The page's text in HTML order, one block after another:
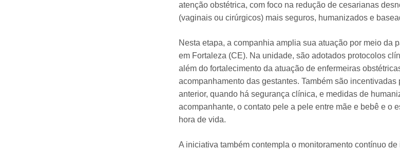
atenção obstétrica, com foco na redução de cesarianas
(vaginais ou cirúrgicos) mais seguros, humanizados e
Nesta etapa, a companhia amplia sua atuação por meio da
em Fortaleza (CE). Na unidade, são adotados protocolos
além do fortalecimento da atuação de enfermeiras
acompanhamento das gestantes. Também são
anterior, quando há segurança clínica, e medidas de
acompanhante, o contato pele a pele entre mãe e bebê e o
hora de vida.
A iniciativa também contempla o monitoramento contínuo